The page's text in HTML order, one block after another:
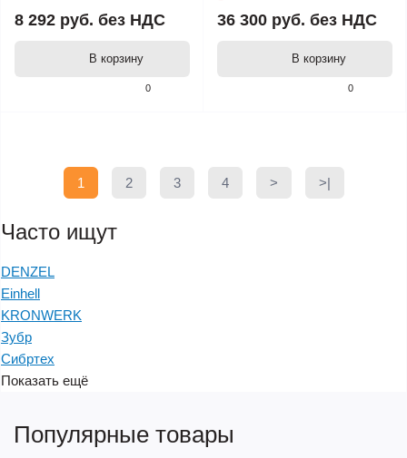
0
8 292 руб. без НДС
В корзину
0
36 300 руб. без НДС
В корзину
1 2 3 4 > >|
Часто ищут
DENZEL
Einhell
KRONWERK
Зубр
Сибртех
Показать ещё
Популярные товары